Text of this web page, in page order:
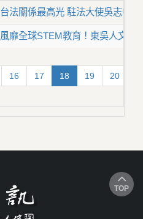
台法關係最高光 駐法大使吳志中
風靡全球STEM教育！東吳人文培
16 17 18 19 20
TOP